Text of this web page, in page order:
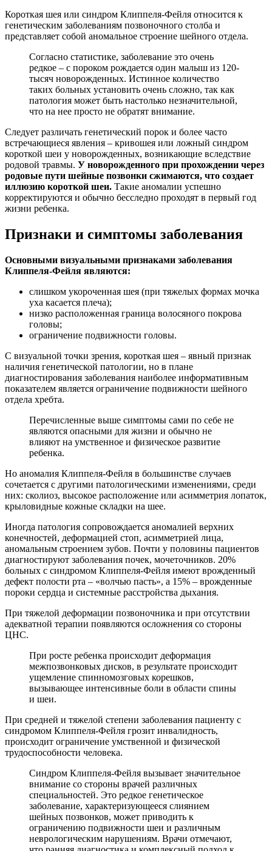
Короткая шея или синдром Клиппеля-Фейля относится к
генетическим заболеваниям позвоночного столба и
представляет собой аномальное строение шейного отдела.
Согласно статистике, заболевание это очень
редкое – с пороком рождается один малыш из 120-
тысяч новорожденных. Истинное количество
таких больных установить очень сложно, так как
патология может быть настолько незначительной,
что на нее просто не обратят внимание.
Следует различать генетический порок и более часто
встречающиеся явления – кривошея или ложный синдром
короткой шеи у новорожденных, возникающие вследствие
родовой травмы. У новорожденного при прохождении через
родовые пути шейные позвонки сжимаются, что создает
иллюзию короткой шеи. Такие аномалии успешно
корректируются и обычно бесследно проходят в первый год
жизни ребенка.
Признаки и симптомы заболевания
Основными визуальными признаками заболевания
Клиппеля-Фейля являются:
слишком укороченная шея (при тяжелых формах мочка
уха касается плеча);
низко расположенная граница волосяного покрова
головы;
ограничение подвижности головы.
С визуальной точки зрения, короткая шея – явный признак
наличия генетической патологии, но в плане
диагностирования заболевания наиболее информативным
показателем является ограничение подвижности шейного
отдела хребта.
Перечисленные выше симптомы сами по себе не
являются опасными для жизни и обычно не
влияют на умственное и физическое развитие
ребенка.
Но аномалия Клиппеля-Фейля в большинстве случаев
сочетается с другими патологическими изменениями, среди
них: сколиоз, высокое расположение или асимметрия лопаток,
крыловидные кожные складки на шее.
Иногда патология сопровождается аномалией верхних
конечностей, деформацией стоп, асимметрией лица,
аномальным строением зубов. Почти у половины пациентов
диагностируют заболевания почек, мочеточников. 20%
больных с синдромом Клиппеля-Фейля имеют врожденный
дефект полости рта – «волчью пасть», а 15% – врожденные
пороки сердца и системные расстройства дыхания.
При тяжелой деформации позвоночника и при отсутствии
адекватной терапии появляются осложнения со стороны
ЦНС.
При росте ребенка происходит деформация
межпозвонковых дисков, в результате происходит
ущемление спинномозговых корешков,
вызывающее интенсивные боли в области спины
и шеи.
При средней и тяжелой степени заболевания пациенту с
синдромом Клиппеля-Фейля грозит инвалидность,
происходит ограничение умственной и физической
трудоспособности человека.
Синдром Клиппеля-Фейля вызывает значительное
внимание со стороны врачей различных
специальностей. Это редкое генетическое
заболевание, характеризующееся слиянием
шейных позвонков, может приводить к
ограничению подвижности шеи и различным
неврологическим нарушениям. Врачи отмечают,